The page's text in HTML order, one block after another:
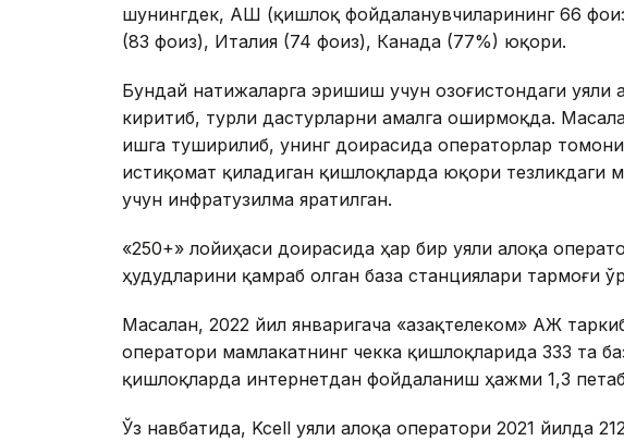
шунингдек, АҚШ (қишлоқ фойдаланувчиларининг 66
(83 фоиз), Италия (74 фоиз), Канада (77%) юқори.
Бундай натижаларга эришиш учун Қозоғистондаги уяли
киритиб, турли дастурларни амалга оширмоқда.
ишга туширилиб, унинг доирасида операторлар
истиқомат қиладиган қишлоқларда юқори тезликдаги
учун инфратузилма яратилган.
«250+» лойиҳаси доирасида ҳар бир уяли алоқа
ҳудудларини қамраб олган база станциялари тармоғи
Масалан, 2022 йил январигача «Қазақтелеком» АЖ
оператори мамлакатнинг чекка қишлоқларида 333 та
қишлоқларда интернетдан фойдаланиш ҳажми 1,3
Ўз навбатида, Kcell уяли алоқа оператори 2021 йилда